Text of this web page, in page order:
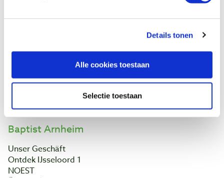
Details tonen
Alle cookies toestaan
Selectie toestaan
Kundendienst
Datenschutzerklärung
Baptist Arnheim
Unser Geschäft
Ontdek IJsseloord 1
NOEST